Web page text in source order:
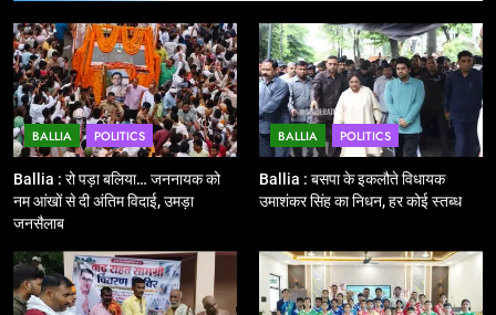
बिहार विस चुनाव : सभी 90 हजार 712
बूथों से लाइव वेब कास्टिंग की तैयारी
NATIONAL POLITICS
12
Ballia : बलिया रेलवे स्टेशन का अपर
महाप्रबंधक ने किया निरीक्षण
13
BALLIA POLITICS
Ballia : रो पड़ा बलिया… जननायक को
नम आंखों से दी अंतिम विदाई, उमड़ा
जनसैलाब
BALLIA POLITICS
Ballia : बसपा के इकलौते विधायक
उमाशंकर सिंह का निधन, हर कोई स्तब्ध